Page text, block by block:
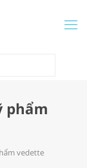
phẩm
vedette